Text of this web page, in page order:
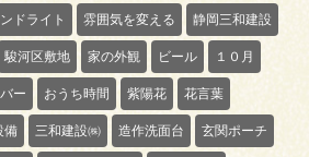
ドライト 雰囲気を変える 静岡三和建設
駿河区敷地 家の外観 ビール １０月
ー おうち時間 紫陽花 花言葉
備 三和建設㈱ 造作洗面台 玄関ポーチ